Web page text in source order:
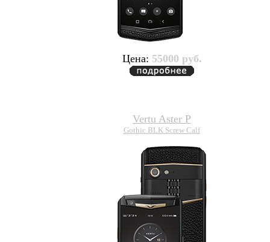
Цена: 55000 руб.
Vertu Aster P
Gothic BLK Screw Calf